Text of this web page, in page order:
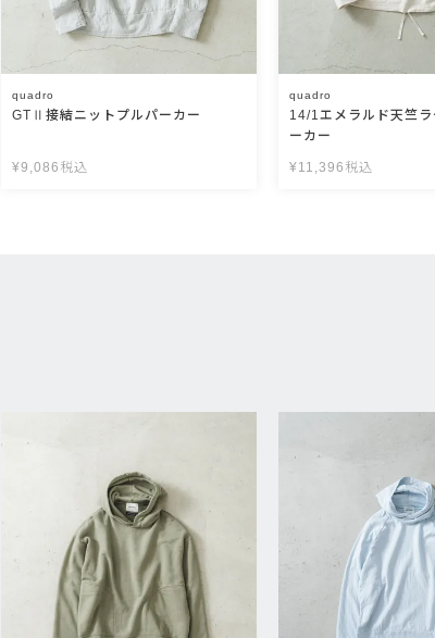
quadro
GTⅡ接結ニットプルパーカー
¥9,086 税込
quadro
14/1エメラルド天竺
ーカー
¥11,396 税込